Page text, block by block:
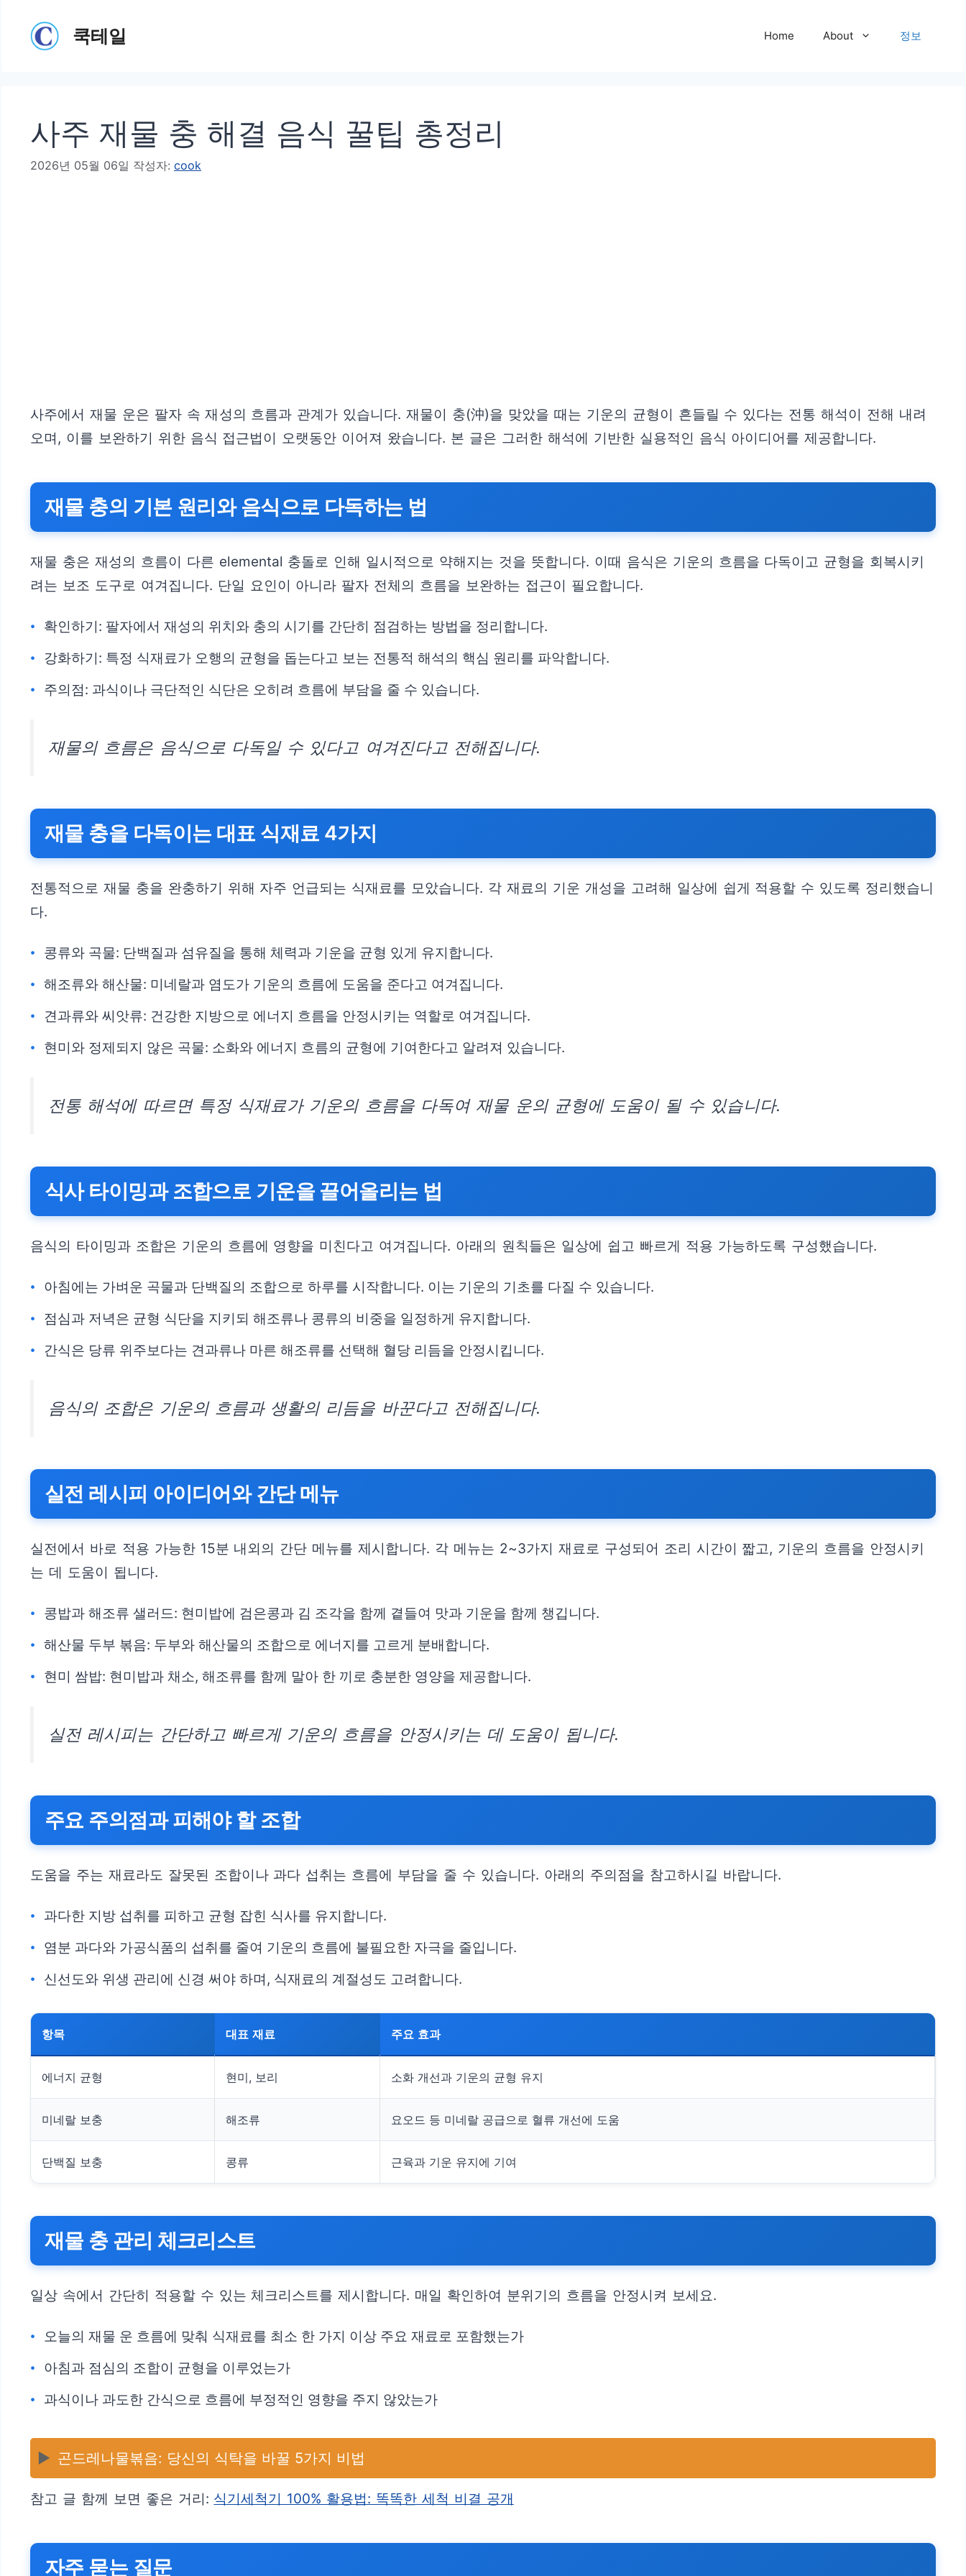
쿡테일 Home About 정보
사주 재물 충 해결 음식 꿀팁 총정리
2026년 05월 06일 작성자: cook
사주에서 재물 운은 팔자 속 재성의 흐름과 관계가 있습니다. 재물이 충(沖)을 맞았을 때는 기운의 균형이 흔들릴 수 있다는 전통 해석이 전해 내려
오며, 이를 보완하기 위한 음식 접근법이 오랫동안 이어져 왔습니다. 본 글은 그러한 해석에 기반한 실용적인 음식 아이디어를 제공합니다.
재물 충의 기본 원리와 음식으로 다독하는 법
재물 충은 재성의 흐름이 다른 elemental 충돌로 인해 일시적으로 약해지는 것을 뜻합니다. 이때 음식은 기운의 흐름을 다독이고 균형을 회복시키
려는 보조 도구로 여겨집니다. 단일 요인이 아니라 팔자 전체의 흐름을 보완하는 접근이 필요합니다.
확인하기: 팔자에서 재성의 위치와 충의 시기를 간단히 점검하는 방법을 정리합니다.
강화하기: 특정 식재료가 오행의 균형을 돕는다고 보는 전통적 해석의 핵심 원리를 파악합니다.
주의점: 과식이나 극단적인 식단은 오히려 흐름에 부담을 줄 수 있습니다.
재물의 흐름은 음식으로 다독일 수 있다고 여겨진다고 전해집니다.
재물 충을 다독이는 대표 식재료 4가지
전통적으로 재물 충을 완충하기 위해 자주 언급되는 식재료를 모았습니다. 각 재료의 기운 개성을 고려해 일상에 쉽게 적용할 수 있도록 정리했습니
다.
콩류와 곡물: 단백질과 섬유질을 통해 체력과 기운을 균형 있게 유지합니다.
해조류와 해산물: 미네랄과 염도가 기운의 흐름에 도움을 준다고 여겨집니다.
견과류와 씨앗류: 건강한 지방으로 에너지 흐름을 안정시키는 역할로 여겨집니다.
현미와 정제되지 않은 곡물: 소화와 에너지 흐름의 균형에 기여한다고 알려져 있습니다.
전통 해석에 따르면 특정 식재료가 기운의 흐름을 다독여 재물 운의 균형에 도움이 될 수 있습니다.
식사 타이밍과 조합으로 기운을 끌어올리는 법
음식의 타이밍과 조합은 기운의 흐름에 영향을 미친다고 여겨집니다. 아래의 원칙들은 일상에 쉽고 빠르게 적용 가능하도록 구성했습니다.
아침에는 가벼운 곡물과 단백질의 조합으로 하루를 시작합니다. 이는 기운의 기초를 다질 수 있습니다.
점심과 저녁은 균형 식단을 지키되 해조류나 콩류의 비중을 일정하게 유지합니다.
간식은 당류 위주보다는 견과류나 마른 해조류를 선택해 혈당 리듬을 안정시킵니다.
음식의 조합은 기운의 흐름과 생활의 리듬을 바꾼다고 전해집니다.
실전 레시피 아이디어와 간단 메뉴
실전에서 바로 적용 가능한 15분 내외의 간단 메뉴를 제시합니다. 각 메뉴는 2~3가지 재료로 구성되어 조리 시간이 짧고, 기운의 흐름을 안정시키
는 데 도움이 됩니다.
콩밥과 해조류 샐러드: 현미밥에 검은콩과 김 조각을 함께 곁들여 맛과 기운을 함께 챙깁니다.
해산물 두부 볶음: 두부와 해산물의 조합으로 에너지를 고르게 분배합니다.
현미 쌈밥: 현미밥과 채소, 해조류를 함께 말아 한 끼로 충분한 영양을 제공합니다.
실전 레시피는 간단하고 빠르게 기운의 흐름을 안정시키는 데 도움이 됩니다.
주요 주의점과 피해야 할 조합
도움을 주는 재료라도 잘못된 조합이나 과다 섭취는 흐름에 부담을 줄 수 있습니다. 아래의 주의점을 참고하시길 바랍니다.
과다한 지방 섭취를 피하고 균형 잡힌 식사를 유지합니다.
염분 과다와 가공식품의 섭취를 줄여 기운의 흐름에 불필요한 자극을 줄입니다.
신선도와 위생 관리에 신경 써야 하며, 식재료의 계절성도 고려합니다.
항목 대표 재료 주요 효과
에너지 균형 현미, 보리 소화 개선과 기운의 균형 유지
미네랄 보충 해조류 요오드 등 미네랄 공급으로 혈류 개선에 도움
단백질 보충 콩류 근육과 기운 유지에 기여
재물 충 관리 체크리스트
일상 속에서 간단히 적용할 수 있는 체크리스트를 제시합니다. 매일 확인하여 분위기의 흐름을 안정시켜 보세요.
오늘의 재물 운 흐름에 맞춰 식재료를 최소 한 가지 이상 주요 재료로 포함했는가
아침과 점심의 조합이 균형을 이루었는가
과식이나 과도한 간식으로 흐름에 부정적인 영향을 주지 않았는가
▶️ 곤드레나물볶음: 당신의 식탁을 바꿀 5가지 비법
참고 글 함께 보면 좋은 거리: 식기세척기 100% 활용법: 똑똑한 세척 비결 공개
자주 묻는 질문